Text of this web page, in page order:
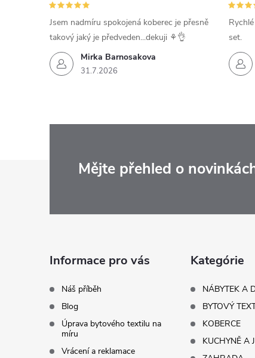
Mirka Barnosakova
31.7.2026
Jsem nadmíru spokojená koberec je přesně
takový jaký je předveden...dekuji ⚘️👌
set.
Mějte přehled o
Informace pro vás
Náš příběh
Blog
Úprava bytového textilu na
míru
Vrácení a reklamace
Kategórie
NÁBYTEK A
BYTOVÝ
KOBERCE
KUCHYNĚ A